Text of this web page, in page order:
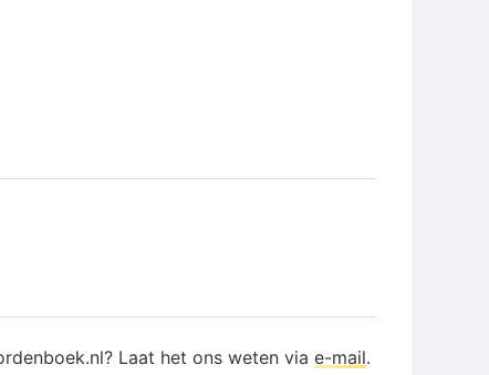
Laat het ons weten via e-mail.